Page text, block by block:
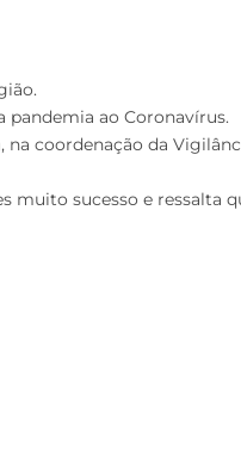
ao Coronavírus.
na coordenação da
muito sucesso e ressalta